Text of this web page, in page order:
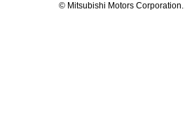
© Mitsubishi Motors